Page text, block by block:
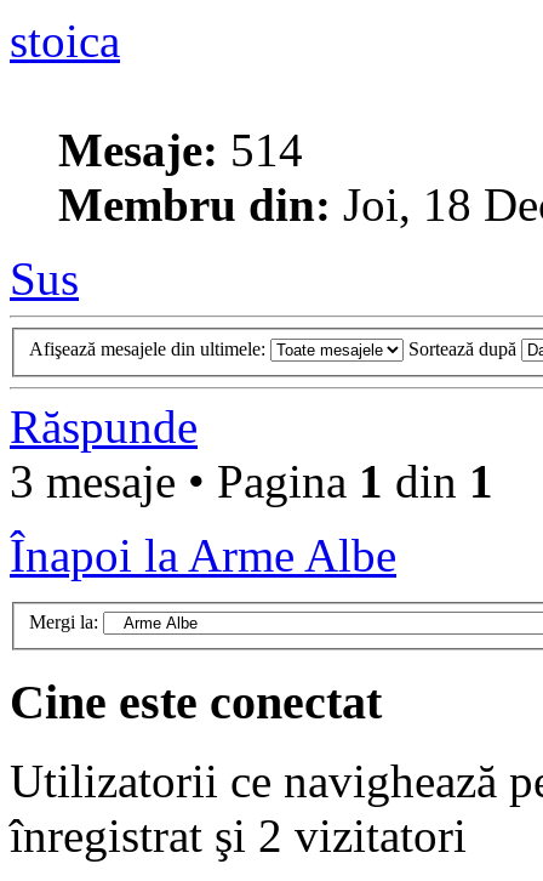
stoica
Mesaje: 514
Membru din: Joi, 18
Sus
Afişează mesajele din ultimele: Sortează după
Răspunde
3 mesaje • Pagina 1 din 1
Înapoi la Arme Albe
Mergi la:
Cine este conectat
Utilizatorii ce navighează
înregistrat şi 2 vizitatori